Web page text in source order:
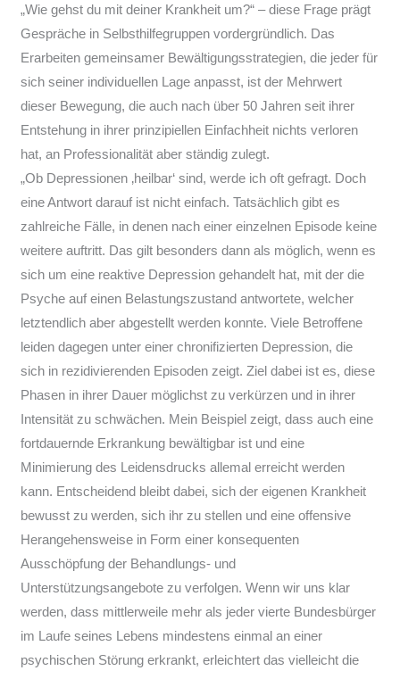
„Wie gehst du mit deiner Krankheit um?“ – diese Frage prägt
Gespräche in Selbsthilfegruppen vordergründlich. Das
Erarbeiten gemeinsamer Bewältigungsstrategien, die jeder für
sich seiner individuellen Lage anpasst, ist der Mehrwert
dieser Bewegung, die auch nach über 50 Jahren seit ihrer
Entstehung in ihrer prinzipiellen Einfachheit nichts verloren
hat, an Professionalität aber ständig zulegt.
„Ob Depressionen ‚heilbar‘ sind, werde ich oft gefragt. Doch
eine Antwort darauf ist nicht einfach. Tatsächlich gibt es
zahlreiche Fälle, in denen nach einer einzelnen Episode keine
weitere auftritt. Das gilt besonders dann als möglich, wenn es
sich um eine reaktive Depression gehandelt hat, mit der die
Psyche auf einen Belastungszustand antwortete, welcher
letztendlich aber abgestellt werden konnte. Viele Betroffene
leiden dagegen unter einer chronifizierten Depression, die
sich in rezidivierenden Episoden zeigt. Ziel dabei ist es, diese
Phasen in ihrer Dauer möglichst zu verkürzen und in ihrer
Intensität zu schwächen. Mein Beispiel zeigt, dass auch eine
fortdauernde Erkrankung bewältigbar ist und eine
Minimierung des Leidensdrucks allemal erreicht werden
kann. Entscheidend bleibt dabei, sich der eigenen Krankheit
bewusst zu werden, sich ihr zu stellen und eine offensive
Herangehensweise in Form einer konsequenten
Ausschöpfung der Behandlungs- und
Unterstützungsangebote zu verfolgen. Wenn wir uns klar
werden, dass mittlerweile mehr als jeder vierte Bundesbürger
im Laufe seines Lebens mindestens einmal an einer
psychischen Störung erkrankt, erleichtert das vielleicht die